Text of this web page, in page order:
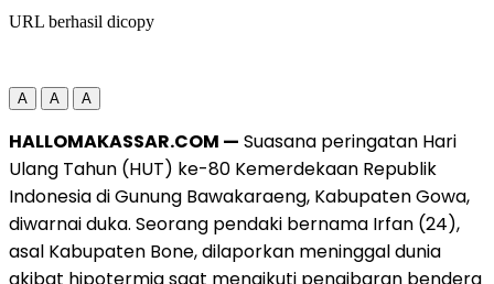
URL berhasil dicopy
A A A
HALLOMAKASSAR.COM — Suasana peringatan Hari
Ulang Tahun (HUT) ke-80 Kemerdekaan Republik
Indonesia di Gunung Bawakaraeng, Kabupaten Gowa,
diwarnai duka. Seorang pendaki bernama Irfan (24),
asal Kabupaten Bone, dilaporkan meninggal dunia
akibat hipotermia saat mengikuti pengibaran bendera